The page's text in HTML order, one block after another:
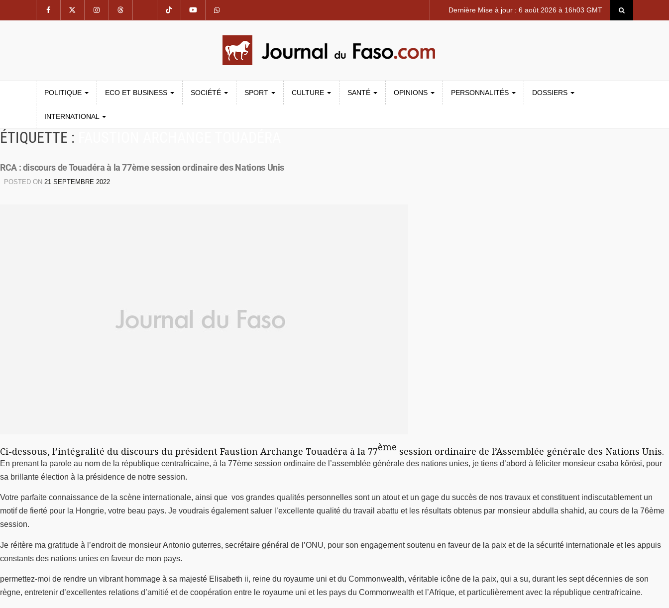
Dernière Mise à jour : 6 août 2026 à 16h03 GMT
POLITIQUE ECO ET BUSINESS SOCIÉTÉ SPORT CULTURE SANTÉ OPINIONS PERSONNALITÉS DOSSIERS
INTERNATIONAL
ÉTIQUETTE :
RCA : discours de Touadéra à la 77ème session ordinaire des Nations Unis
POSTED ON 21 SEPTEMBRE 2022
Ci-dessous, l’intégralité du discours du président Faustion Archange Touadéra à la 77ème session ordinaire de l’Assemblée générale des Nations Unis.
En prenant la parole au nom de la république centrafricaine, à la 77ème session ordinaire de l’assemblée générale des nations unies, je tiens d’abord à féliciter monsieur csaba kőrösi, pour
sa brillante élection à la présidence de notre session.
Votre parfaite connaissance de la scène internationale, ainsi que vos grandes qualités personnelles sont un atout et un gage du succès de nos travaux et constituent indiscutablement un
motif de fierté pour la Hongrie, votre beau pays. Je voudrais également saluer l’excellente qualité du travail abattu et les résultats obtenus par monsieur abdulla shahid, au cours de la 76ème
session.
Je réitère ma gratitude à l’endroit de monsieur Antonio guterres, secrétaire général de l’ONU, pour son engagement soutenu en faveur de la paix et de la sécurité internationale et les appuis
constants des nations unies en faveur de mon pays.
permettez-moi de rendre un vibrant hommage à sa majesté Elisabeth ii, reine du royaume uni et du Commonwealth, véritable icône de la paix, qui a su, durant les sept décennies de son
règne, entretenir d’excellentes relations d’amitié et de coopération entre le royaume uni et les pays du Commonwealth et l’Afrique, et particulièrement avec la république centrafricaine.